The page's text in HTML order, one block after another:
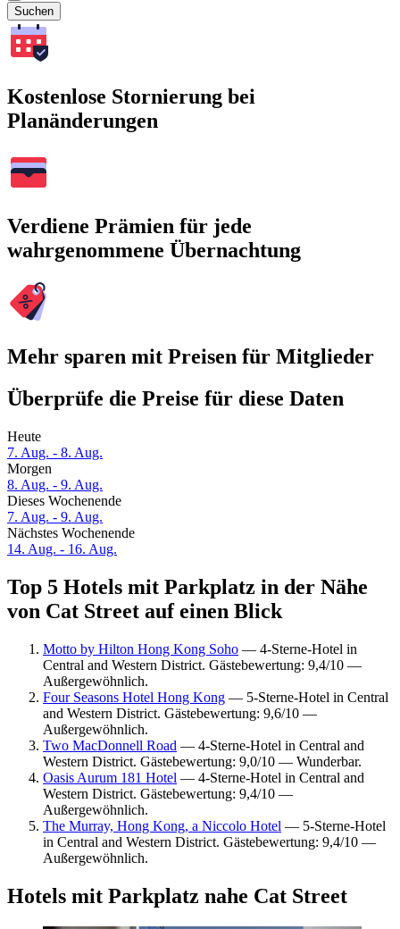
Suchen
Kostenlose Stornierung bei
Planänderungen
Verdiene Prämien für jede
wahrgenommene Übernachtung
Mehr sparen mit Preisen für Mitglieder
Überprüfe die Preise für diese Daten
Heute
7. Aug. - 8. Aug.
Morgen
8. Aug. - 9. Aug.
Dieses Wochenende
7. Aug. - 9. Aug.
Nächstes Wochenende
14. Aug. - 16. Aug.
Top 5 Hotels mit Parkplatz in der Nähe
von Cat Street auf einen Blick
Motto by Hilton Hong Kong Soho — 4-Sterne-Hotel in
Central and Western District. Gästebewertung: 9,4/10 —
Außergewöhnlich.
Four Seasons Hotel Hong Kong — 5-Sterne-Hotel in Central
and Western District. Gästebewertung: 9,6/10 —
Außergewöhnlich.
Two MacDonnell Road — 4-Sterne-Hotel in Central and
Western District. Gästebewertung: 9,0/10 — Wunderbar.
Oasis Aurum 181 Hotel — 4-Sterne-Hotel in Central and
Western District. Gästebewertung: 9,4/10 —
Außergewöhnlich.
The Murray, Hong Kong, a Niccolo Hotel — 5-Sterne-Hotel
in Central and Western District. Gästebewertung: 9,4/10 —
Außergewöhnlich.
Hotels mit Parkplatz nahe Cat Street